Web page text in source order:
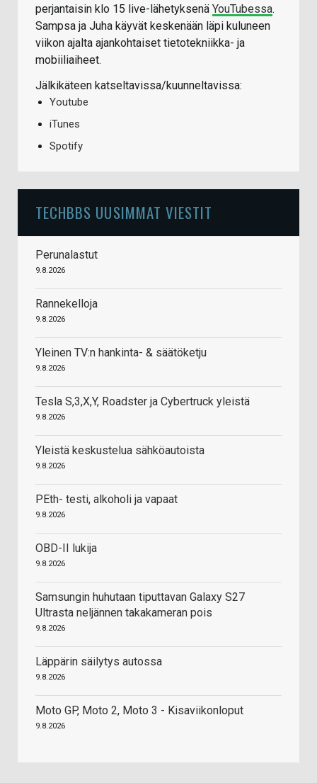
perjantaisin klo 15 live-lähetyksenä YouTubessa.
Sampsa ja Juha käyvät keskenään läpi kuluneen
viikon ajalta ajankohtaiset tietotekniikka- ja
mobiiliaiheet.
Jälkikäteen katseltavissa/kuunneltavissa:
Youtube
iTunes
Spotify
TECHBBS UUSIMMAT VIESTIT
Perunalastut
9.8.2026
Rannekelloja
9.8.2026
Yleinen TV:n hankinta- & säätöketju
9.8.2026
Tesla S,3,X,Y, Roadster ja Cybertruck yleistä
9.8.2026
Yleistä keskustelua sähköautoista
9.8.2026
PEth- testi, alkoholi ja vapaat
9.8.2026
OBD-II lukija
9.8.2026
Samsungin huhutaan tiputtavan Galaxy S27
Ultrasta neljännen takakameran pois
9.8.2026
Läppärin säilytys autossa
9.8.2026
Moto GP, Moto 2, Moto 3 - Kisaviikonloput
9.8.2026